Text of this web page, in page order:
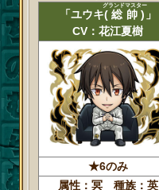
「ユウキ(総帥)
グランドマスター
」
CV：花江夏樹
★6のみ
属性：冥 種族：英